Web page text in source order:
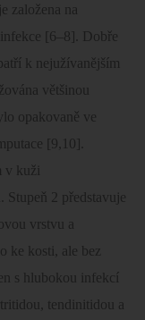
založena na
[6–8]. Dobře
k nejužívanějším
většinou
opakovaně ve
[9,10].
v kuži
Stupeň 2 představuje
vrstvu a
ke kosti, ale bez
s hlubokou infekcí
tendinitidou a